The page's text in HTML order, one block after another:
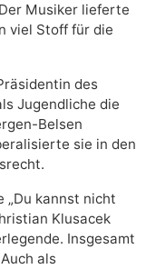
Musiker lieferte
viel Stoff für die
des
Jugendliche die
Belsen
sie in den
„Du kannst nicht
Klusacek
Insgesamt
als